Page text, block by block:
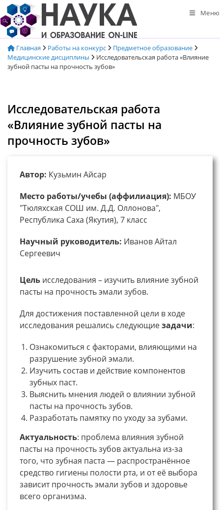
Перейти
к
содержимому
Меню
Главная Работы на конкурс
Предметное образование
Медицинские дисциплины
Исследовательская работа «Влияние
зубной пасты на прочность зубов»
Исследовательская работа
«Влияние зубной пасты на
прочность зубов»
Автор: Кузьмин Айсар
Место работы/учебы (аффилиация): МБОУ
"Тюляхская СОШ им. Д.Д. Оллонова",
Республика Саха (Якутия), 7 класс
Научный руководитель: Иванов Айтал
Сергеевич
Цель исследования – изучить влияние зубной
пасты на прочность эмали зубов.
Для достижения поставленной цели в ходе
исследования решались следующиезадачи:
Ознакомиться с факторами, влияющими на
разрушение зубной эмали.
Изучить состав и действие компонентов
зубных паст.
Выяснить мнения людей о влиянии зубной
пасты на прочность зубов.
Разработать памятку по уходу за зубами.
Актуальность: проблема влияния зубной
пасты на прочность зубов актуальна из-за
того, что зубная паста — распространённое
средство гигиены полости рта, и от её выбора
зависит прочность эмали зубов и здоровье
всего организма.